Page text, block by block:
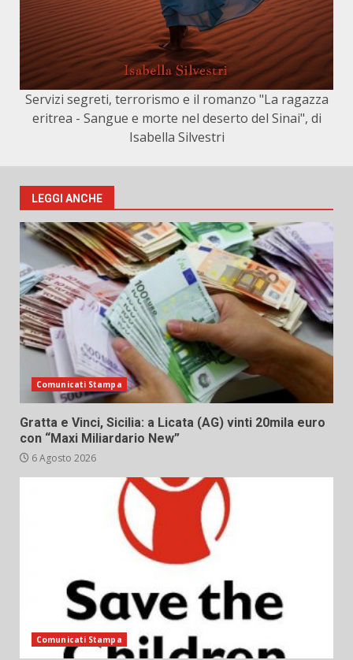
Servizi segreti, terrorismo e il romanzo "La ragazza
eritrea - Sangue e morte nel deserto del Sinai", di
Isabella Silvestri
LEGGI ANCHE
Comunicati Stampa
Gratta e Vinci, Sicilia: a Licata (AG) vinti 20mila euro
con “Maxi Miliardario New”
6 Agosto 2026
Comunicati Stampa